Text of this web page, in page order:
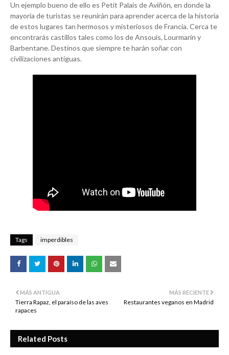
Un ejemplo bueno de ello es Petit Palais de Aviñón, en donde la
mayoría de turistas se reunirán para aprender acerca de la historia
de estos lugares tan hermosos y misteriosos de Francia. Cerca te
encontrarás castillos tales como los de Ansouis, Lourmarin y
Barbentane. Destinos que siempre te harán soñar con
civilizaciones antiguas.
Tags imperdibles
MÁS RECIENTE
Restaurantes veganos en Madrid
MÁS ANTIGUA
Tierra Rapaz, el paraíso de las aves
rapaces
Related Posts